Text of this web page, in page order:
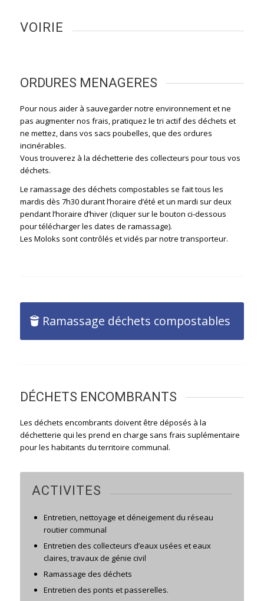
VOIRIE
ORDURES MENAGERES
Pour nous aider à sauvegarder notre environnement et ne
pas augmenter nos frais, pratiquez le tri actif des déchets et
ne mettez, dans vos sacs poubelles, que des ordures
incinérables.
Vous trouverez à la déchetterie des collecteurs pour tous vos
déchets.
Le ramassage des déchets compostables se fait tous les
mardis dès 7h30 durant l’horaire d’été et un mardi sur deux
pendant l’horaire d’hiver (cliquer sur le bouton ci-dessous
pour télécharger les dates de ramassage).
Les Moloks sont contrôlés et vidés par notre transporteur.
Ramassage déchets compostables
DÉCHETS ENCOMBRANTS
Les déchets encombrants doivent être déposés à la
déchetterie qui les prend en charge sans frais suplémentaire
pour les habitants du territoire communal.
ACTIVITES
Entretien, nettoyage et déneigement du réseau
routier communal
Entretien des collecteurs d’eaux usées et eaux
claires, travaux de génie civil
Ramassage des déchets
Entretien des ponts et passerelles.